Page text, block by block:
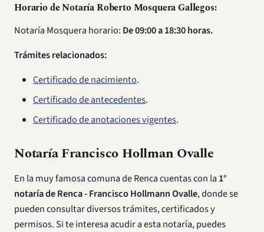
Horario de Notaría Roberto Mosquera Gallegos:
Notaría Mosquera horario: De 09:00 a 18:30 horas.
Trámites relacionados:
Certificado de nacimiento.
Certificado de antecedentes.
Certificado de anotaciones vigentes.
Notaría Francisco Hollman Ovalle
En la muy famosa comuna de Renca cuentas con la 1°
notaría de Renca - Francisco Hollmann Ovalle, donde se
pueden consultar diversos trámites, certificados y
permisos. Si te interesa acudir a esta notaría, puedes